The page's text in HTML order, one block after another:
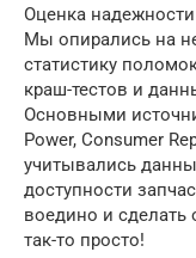
Оценка
Мы опирались на
статистику
краш-тестов и
Основными
Power, Consumer
учитывались
доступности
воедино и
так-то просто!